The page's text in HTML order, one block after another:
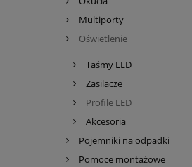
Multiporty
Oświetlenie
Taśmy LED
Zasilacze
Profile LED
Akcesoria
Pojemniki na odpadki
Pomoce montażowe